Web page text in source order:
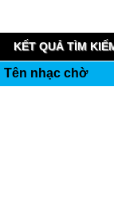
KẾT QUẢ TÌM
Tên nhạc chờ